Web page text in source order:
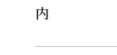
広報活動
プレスリリース
内